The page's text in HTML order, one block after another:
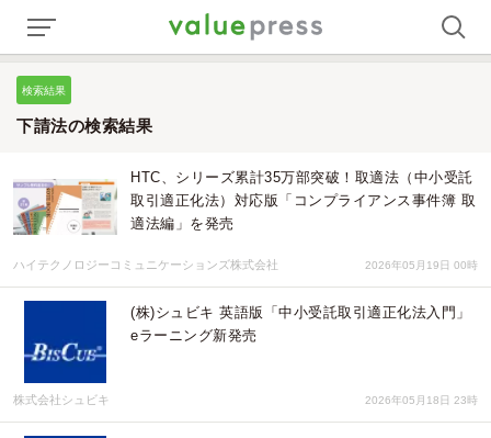
検索結果
下請法の検索結果
HTC、シリーズ累計35万部突破！取適法（中小受託
取引適正化法）対応版「コンプライアンス事件簿 取
適法編」を発売
ハイテクノロジーコミュニケーションズ株式会社 2026年05月19日 00時
(株)シュビキ 英語版「中小受託取引適正化法入門」
eラーニング新発売
株式会社シュビキ 2026年05月18日 23時